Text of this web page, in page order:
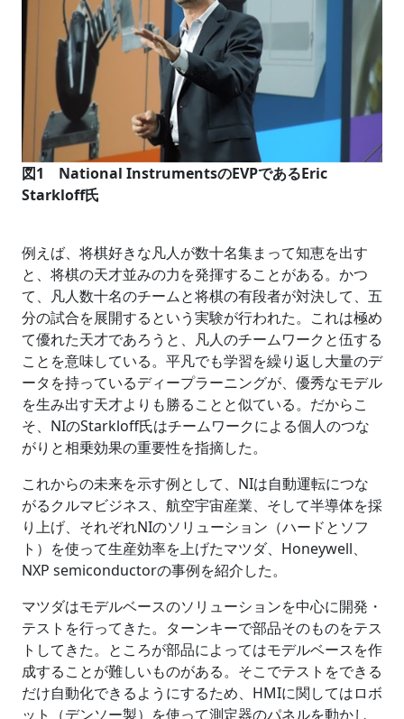
図1 National InstrumentsのEVPであるEric
Starkloff氏
例えば、将棋好きな凡人が数十名集まって知恵を出す
と、将棋の天才並みの力を発揮することがある。かつ
て、凡人数十名のチームと将棋の有段者が対決して、五
分の試合を展開するという実験が行われた。これは極め
て優れた天才であろうと、凡人のチームワークと伍する
ことを意味している。平凡でも学習を繰り返し大量のデ
ータを持っているディープラーニングが、優秀なモデル
を生み出す天才よりも勝ることと似ている。だからこ
そ、NIのStarkloff氏はチームワークによる個人のつな
がりと相乗効果の重要性を指摘した。
これからの未来を示す例として、NIは自動運転につな
がるクルマビジネス、航空宇宙産業、そして半導体を採
り上げ、それぞれNIのソリューション（ハードとソフ
ト）を使って生産効率を上げたマツダ、Honeywell、
NXP semiconductorの事例を紹介した。
マツダはモデルベースのソリューションを中心に開発・
テストを行ってきた。ターンキーで部品そのものをテス
トしてきた。ところが部品によってはモデルベースを作
成することが難しいものがある。そこでテストをできる
だけ自動化できるようにするため、HMIに関してはロボ
ット（デンソー製）を使って測定器のパネルを動かし